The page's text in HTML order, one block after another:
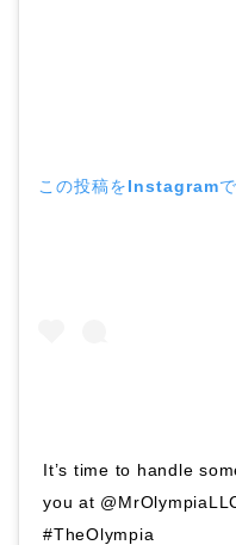
この投稿をInstagramで
It’s time to handle
you at
#TheOlympia